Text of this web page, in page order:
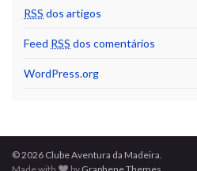
RSS dos artigos
Feed RSS dos comentários
WordPress.org
© 2026 Clube Aventura da Madeira.